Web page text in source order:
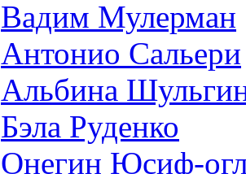
Вадим Мулерман
Антонио Сальери
Альбина
Бэла Руденко
Онегин Юсиф-